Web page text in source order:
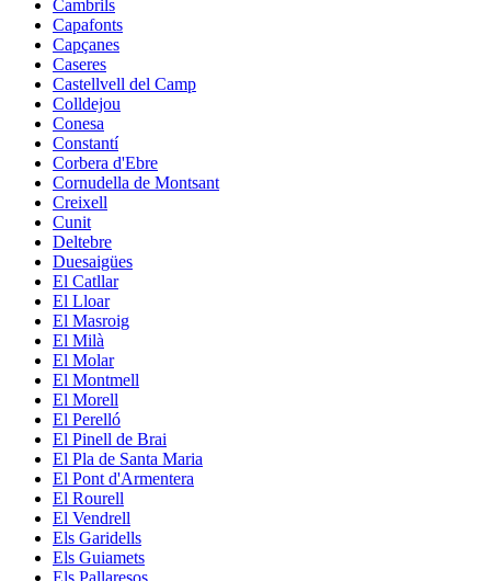
Cambrils
Capafonts
Capçanes
Caseres
Castellvell del Camp
Colldejou
Conesa
Constantí
Corbera d'Ebre
Cornudella de Montsant
Creixell
Cunit
Deltebre
Duesaigües
El Catllar
El Lloar
El Masroig
El Milà
El Molar
El Montmell
El Morell
El Perelló
El Pinell de Brai
El Pla de Santa Maria
El Pont d'Armentera
El Rourell
El Vendrell
Els Garidells
Els Guiamets
Els Pallaresos